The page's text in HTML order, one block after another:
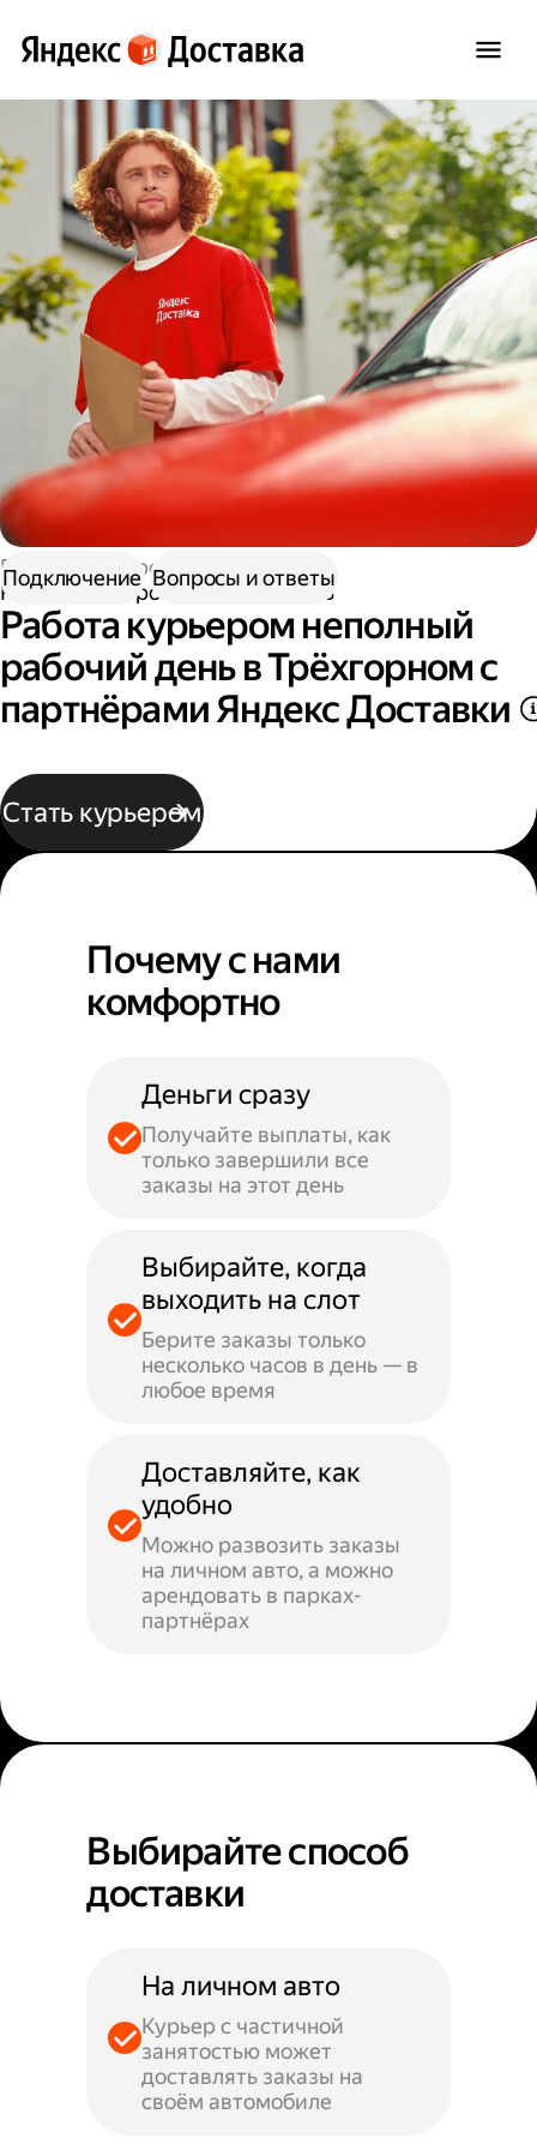
Работа курьером
Работа курьером неполный день
Работа курьером неполный
рабочий день в Трёхгорном с
партнёрами Яндекс Доставки
Стать курьером
Подключение Вопросы и ответы
Почему с нами
комфортно
Деньги сразу
Получайте выплаты, как
только завершили все
заказы на этот день
Выбирайте, когда
выходить на слот
Берите заказы только
несколько часов в день — в
любое время
Доставляйте, как
удобно
Можно развозить заказы
на личном авто, а можно
арендовать в парках-
партнёрах
Выбирайте способ
доставки
На личном авто
Курьер с частичной
занятостью может
доставлять заказы на
своём автомобиле